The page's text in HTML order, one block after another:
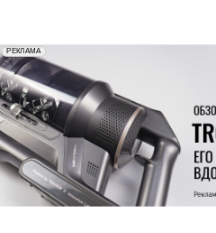
erid: 2VfnxxmNzs5
РЕКЛАМА